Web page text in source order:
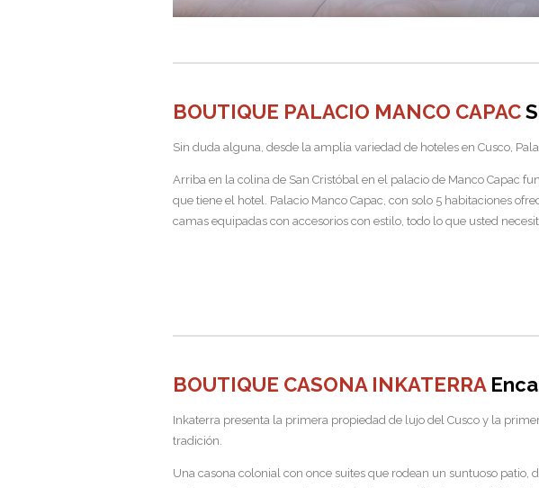
BOUTIQUE PALACIO MANCO CAPAC
Sin duda alguna, desde la amplia variedad de hoteles en Cusco,
Arriba en la colina de San Cristóbal en el palacio de Manco Capac
que tiene el hotel. Palacio Manco Capac, con solo 5 habitaciones
camas equipadas con accesorios con estilo, todo lo que usted
BOUTIQUE CASONA INKATERRA
Inkaterra presenta la primera propiedad de lujo del Cusco y la
tradición.
Una casona colonial con once suites que rodean un suntuoso